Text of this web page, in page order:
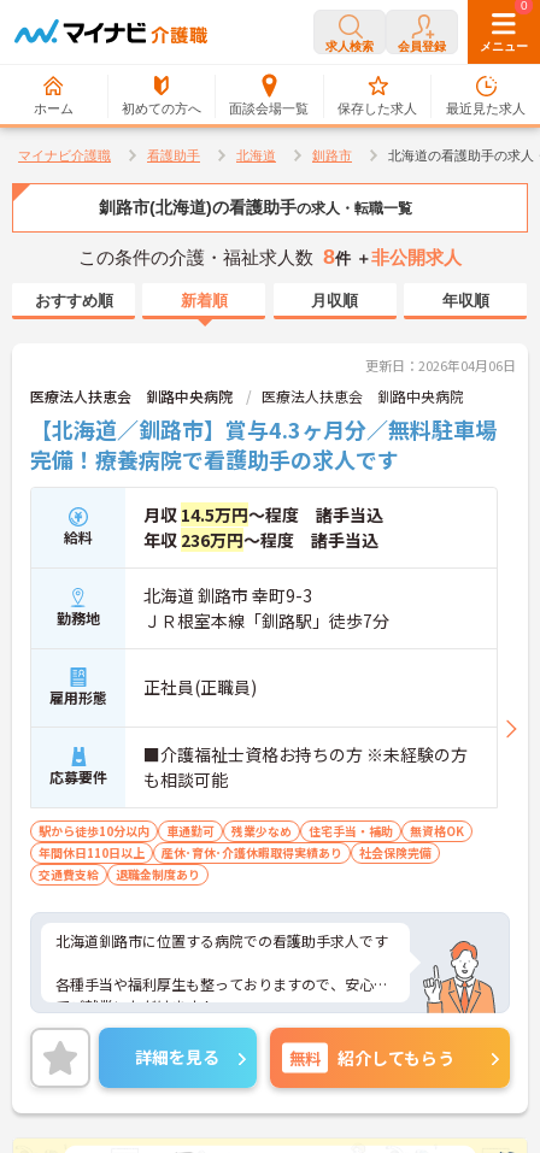
求人検索 会員登録 メニュー
ホーム 初めての方へ 面談会場一覧
0
保存した求人
0
最近見た求人
マイナビ介護職 看護助手 北海道 釧路市 北海道の看護助手の求人
釧路市(北海道)の看護助手の求人・転職一覧
この条件の介護・福祉求人数 8件 ＋非公開求人
おすすめ順 新着順 月収順 年収順
更新日：2026年04月06日
医療法人扶恵会 釧路中央病院 医療法人扶恵会 釧路中央病院
【北海道／釧路市】賞与4.3ヶ月分／無料駐車場
完備！療養病院で看護助手の求人です
給料
月収 14.5万円～程度 諸手当込
年収 236万円～程度 諸手当込
勤務地
北海道 釧路市 幸町9-3
ＪＲ根室本線「釧路駅」徒歩7分
雇用形態 正社員(正職員)
応募要件
■介護福祉士資格お持ちの方 ※未経験の方
も相談可能
駅から徒歩10分以内 車通勤可 残業少なめ 住宅手当・補助
無資格OK
年間休日110日以上
産休･育休･介護休暇取得実績あり
社会保険完備
交通費支給
退職金制度あり
北海道釧路市に位置する病院での看護助手求人です
各種手当や福利厚生も整っておりますので、安心し
てご就業いただけます！
ご興味のある方には、面接対策ポイントなど、さら
に詳細をお話しいたしますので、お気軽にご相談く
ださい。
詳細を見る 無料 紹介してもらう